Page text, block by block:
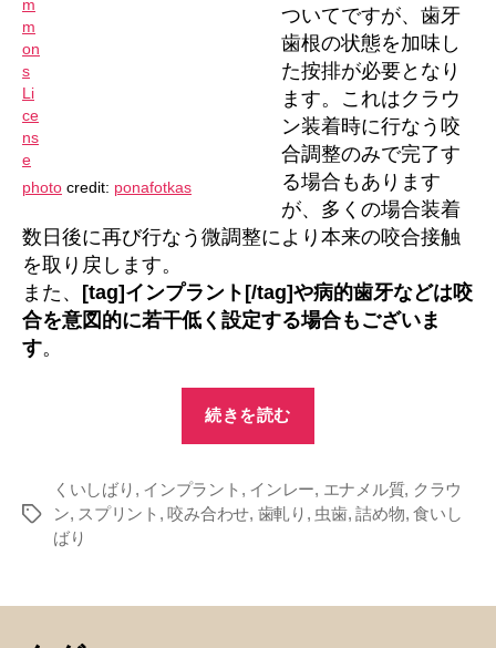
photo credit: ponafotkas
ついてですが、歯牙
歯根の状態を加味し
た按排が必要となり
ます。これはクラウ
ン装着時に行なう咬
合調整のみで完了す
る場合もあります
が、多くの場合装着
数日後に再び行なう微調整により本来の咬合接触
を取り戻します。
また、
[tag]インプラント[/tag]や病的歯牙などは咬
合を意図的に若干低く設定する場合もございま
す。
続きを読む
わ
せ
る
タ
くいしばり , インプラント , インレー, エナメル質, クラウ
ン, スプリント ,咬み合わせ, 歯軋り , 虫歯,詰め物,食いし
ばり